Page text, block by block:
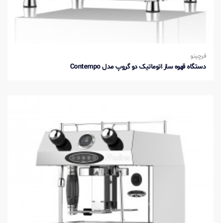
فرچینو
دستگاه قهوه ساز اتوماتیک دو گروپ مدل Contempo